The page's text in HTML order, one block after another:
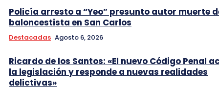
Policía arresto a “Yeo” presunto autor muerte
baloncestista en San Carlos
Destacadas Agosto 6, 2026
Ricardo de los Santos: «El nuevo Código Penal
la legislación y responde a nuevas realidades
delictivas»